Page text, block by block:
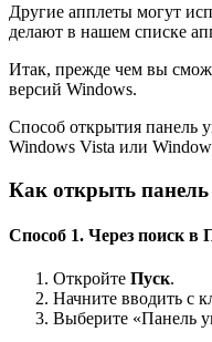
Другие апплеты могут
делают в нашем списке
Итак, прежде чем вы
версий Windows.
Способ открытия панель
Windows Vista или
Как открыть
Способ 1. Через поиск в
Откройте Пуск.
Начните вводить с
Выберите «Панель